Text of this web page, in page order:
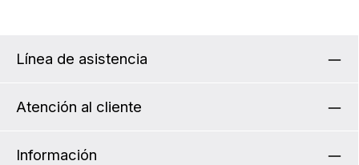
Línea de asistencia
Atención al cliente
Información